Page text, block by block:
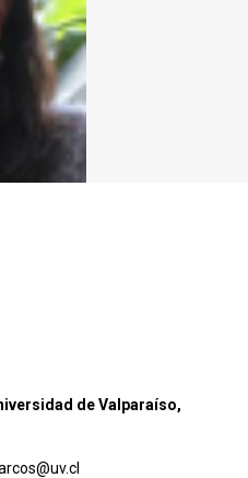
de Valparaíso,